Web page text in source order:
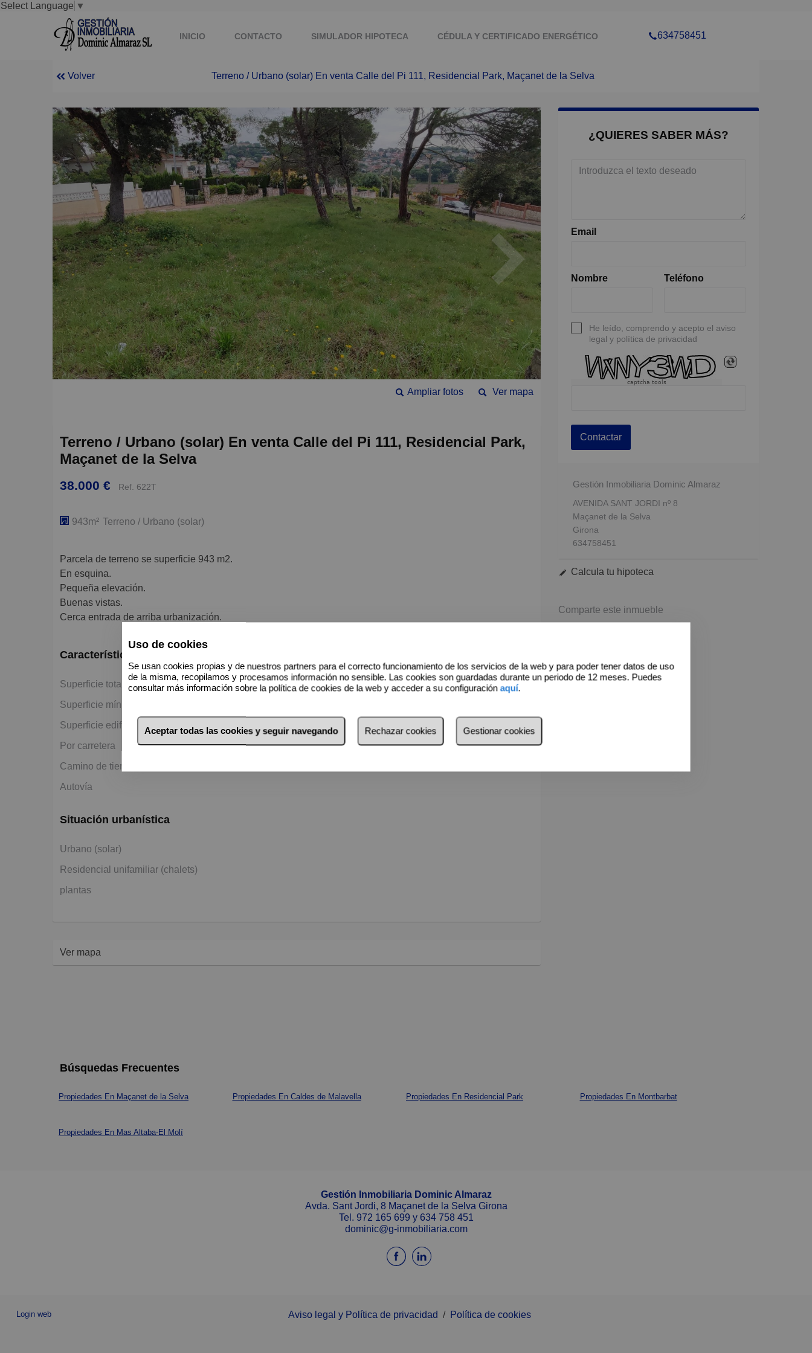
Select Language ▼
INICIO CONTACTO SIMULADOR HIPOTECA CÉDULA Y CERTIFICADO ENERGÉTICO 634758451
Volver Terreno / Urbano (solar) En venta Calle del Pi 111, Residencial Park, Maçanet de la Selva
Ver mapa
Ampliar fotos
Terreno / Urbano (solar) En venta Calle del Pi 111, Residencial Park,
Maçanet de la Selva
38.000 € Ref. 622T
943m² Terreno / Urbano (solar)
Parcela de terreno se superficie 943 m2.
En esquina.
Pequeña elevación.
Buenas vistas.
Cerca entrada de arriba urbanización.
Características básicas
Superficie total del terreno 943 m2
Superficie mínima en venta 943 m
Superficie edificable 188 m
Por carretera
Camino de tierra
Autovía
Situación urbanística
Urbano (solar)
Residencial unifamiliar (chalets)
plantas
¿QUIERES SABER MÁS?
Email
Nombre Teléfono
He leído, comprendo y acepto el aviso
legal y política de privacidad
captcha tools
Contactar
Gestión Inmobiliaria Dominic Almaraz
AVENIDA SANT JORDI nº 8
Maçanet de la Selva
Girona
634758451
Calcula tu hipoteca
Comparte este inmueble
Ver mapa
Búsquedas Frecuentes
Propiedades En Maçanet de la Selva Propiedades En Caldes de Malavella Propiedades En Residencial Park Propiedades En Montbarbat
Propiedades En Mas Altaba-El Molí
Gestión Inmobiliaria Dominic Almaraz
Avda. Sant Jordi, 8 Maçanet de la Selva Girona
Tel. 972 165 699 y 634 758 451
dominic@g-inmobiliaria.com
Login web Aviso legal y Política de privacidad / Política de cookies
Uso de cookies
Se usan cookies propias y de nuestros partners para el correcto funcionamiento de los servicios de la web y para poder tener datos de uso
de la misma, recopilamos y procesamos información no sensible. Las cookies son guardadas durante un periodo de 12 meses. Puedes
consultar más información sobre la política de cookies de la web y acceder a su configuraciónaquí.
Aceptar todas las cookies y seguir navegando Rechazar cookies Gestionar cookies